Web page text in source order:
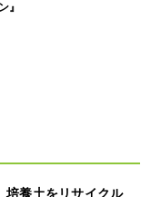
』
養土をリサイクル